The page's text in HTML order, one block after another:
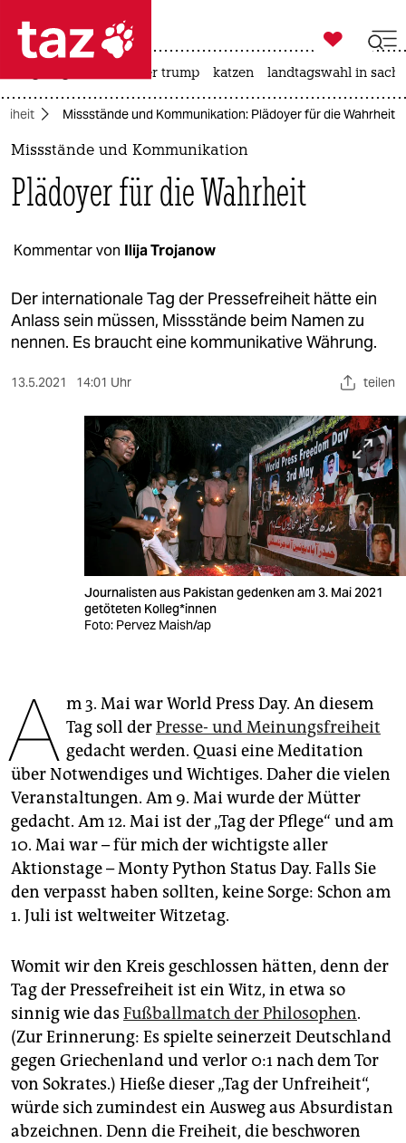
 taz zahl ich
taz zahl ich
politik
öko
gesellschaft
kultur
veranstaltungen
unterstützen
abo
genossenschaft
epaper login

taz zahl ich
usa unter trump katzen landtagswahl in
Missstände und Kommunikation: Plädoyer für die Wahrheit
Missstände und Kommunikation
Plädoyer für die Wahrheit
Kommentar von Ilija Trojanow
Der internationale Tag der Pressefreiheit hätte ein
Anlass sein müssen, Missstände beim Namen zu
nennen. Es braucht eine kommunikative Währung.
13.5.2021 14:01 Uhr teilen
Journalisten aus Pakistan gedenken am 3. Mai 2021
getöteten Kol­le­g*in­nen
Foto: Pervez Maish/ap
A m 3. Mai war World Press Day. An diesem
Tag soll derPresse- und Meinungsfreiheit
gedacht werden. Quasi eine Meditation
über Notwendiges und Wichtiges. Daher die vielen
Veranstaltungen. Am 9. Mai wurde der Mütter
gedacht. Am 12. Mai ist der „Tag der Pflege“ und am
10. Mai war – für mich der wichtigste aller
Aktionstage – Monty Python Status Day. Falls Sie
den verpasst haben sollten, keine Sorge: Schon am
1. Juli ist weltweiter Witzetag.
Womit wir den Kreis geschlossen hätten, denn der
Tag der Pressefreiheit ist ein Witz, in etwa so
sinnig wie das Fußballmatch der Philosophen.
(Zur Erinnerung: Es spielte seinerzeit Deutschland
gegen Griechenland und verlor 0:1 nach dem Tor
von Sokrates.) Hieße dieser „Tag der Unfreiheit“,
würde sich zumindest ein Ausweg aus Absurdistan
abzeichnen. Denn die Freiheit, die beschworen